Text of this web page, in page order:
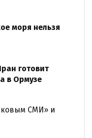
моря нельзя
готовит
в Ормузе
СМИ» и